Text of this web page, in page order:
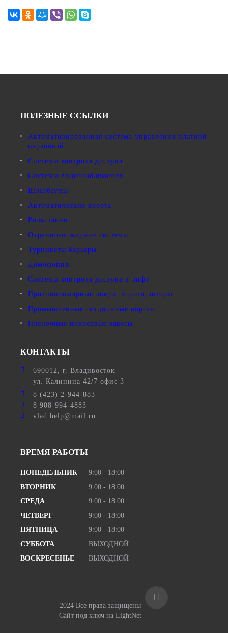
ПОЛЕЗНЫЕ ССЫЛКИ
Автоматизированная система управления платной
парковкой
Системы контроля доступа
Системы видеонаблюдения
Шлагбаумы
Автоматические ворота
Рольставни
Охранно-пожарные системы
Турникеты барьеры
Домофония
Системы контроля доступа в лифт
Противопожарные двери, ворота, шторы
Промышленные секционные ворота
Пленочные полосовые завесы
КОНТАКТЫ
690012 , г. Владивосток
ул. Калинина 42/7 офис 3
8 (423) 2-944-883
8 908-994-4883
vlad.help@mail.ru
ВРЕМЯ РАБОТЫ
ПОНЕДЕЛЬНИК
9:00 - 18:00
ВТОРНИК
9:00 - 18:00
СРЕДА
9:00 - 18:00
ЧЕТВЕРГ
9:00 - 18:00
ПЯТНИЦА
9:00 - 18:00
СУББОТА
ВЫХОДНОЙ
ВОСКРЕСЕНЬЕ
ВЫХОДНОЙ
2024 Все права защищены
Сайт под ключна LightNet